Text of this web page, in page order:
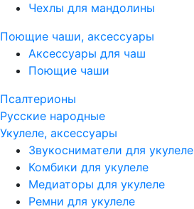
Чехлы для мандолины
Поющие чаши, аксессуары
Аксессуары для чаш
Поющие чаши
Псалтерионы
Русские народные
Укулеле, аксессуары
Звукосниматели для укулеле
Комбики для укулеле
Медиаторы для укулеле
Ремни для укулеле